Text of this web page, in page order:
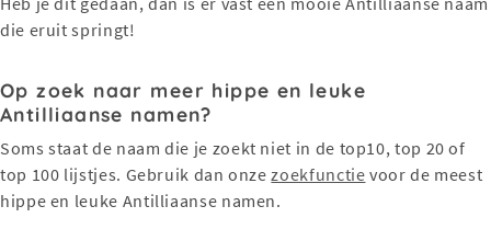
die eruit springt!
Op zoek naar meer hippe en leuke
Antilliaanse namen?
Soms staat de naam die je zoekt niet in de top10, top 20 of
top 100 lijstjes. Gebruik dan onzezoekfunctie voor de meest
hippe en leuke Antilliaanse namen.